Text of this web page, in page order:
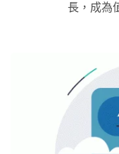
長，成為